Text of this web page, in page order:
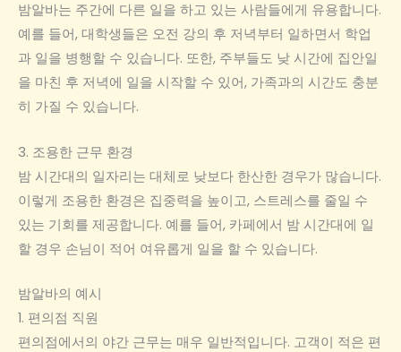
밤알바는 주간에 다른 일을 하고 있는 사람들에게 유용합니다.
예를 들어, 대학생들은 오전 강의 후 저녁부터 일하면서 학업
과 일을 병행할 수 있습니다. 또한, 주부들도 낮 시간에 집안일
을 마친 후 저녁에 일을 시작할 수 있어, 가족과의 시간도 충분
히 가질 수 있습니다.
3. 조용한 근무 환경
밤 시간대의 일자리는 대체로 낮보다 한산한 경우가 많습니다.
이렇게 조용한 환경은 집중력을 높이고, 스트레스를 줄일 수
있는 기회를 제공합니다. 예를 들어, 카페에서 밤 시간대에 일
할 경우 손님이 적어 여유롭게 일을 할 수 있습니다.
밤알바의 예시
1. 편의점 직원
편의점에서의 야간 근무는 매우 일반적입니다. 고객이 적은 편